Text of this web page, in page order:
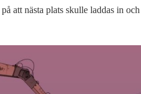
att nästa plats skulle laddas in